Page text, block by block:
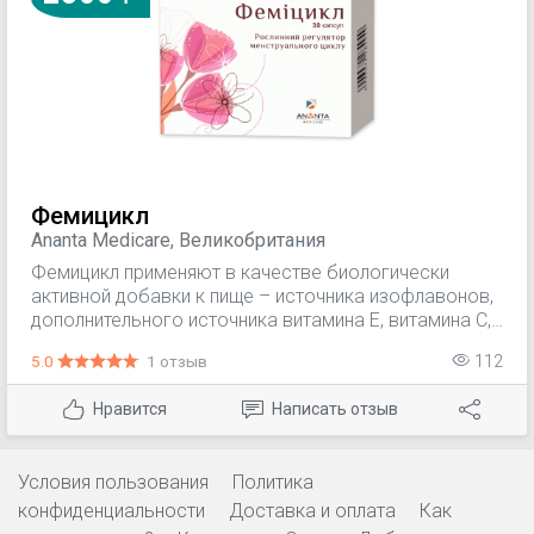
Фемицикл
Ananta Medicare, Великобритания
Фемицикл применяют в качестве биологически
активной добавки к пище – источника изофлавонов,
дополнительного источника витамина Е, витамина С,
5.0 1 отзыв 112
Нравится Написать отзыв
Условия пользования
Политика
конфиденциальности
Доставка и оплата
Как